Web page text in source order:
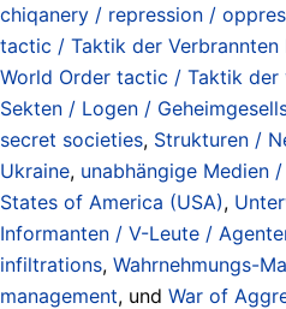
chiqanery / repression /
tactic / Taktik der Verbrannten
World Order tactic / Taktik der
Sekten / Logen /
secret societies, Strukturen /
Ukraine, unabhängige Medien
States of America (USA),
Informanten / V-Leute /
infiltrations, Wahrnehmungs-
management, und War of